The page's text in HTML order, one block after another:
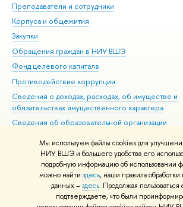
Мы используем файлы cookies для
НИУ ВШЭ и большего удобства его
подробную информацию об использовании
можно найти здесь, наши правила
данных –здесь. Продолжая пользоваться
подтверждаете, что были
Преподаватели и сотрудники
Корпуса и общежития
Закупки
Обращения граждан в НИУ ВШЭ
Фонд целевого капитала
Противодействие коррупции
Сведения о доходах, расходах, об имуществе и
обязательствах имущественного характера
Сведения об образовательной организации
Людям с ограниченными возможностями
Единая платежная страница
Работа в Вышке